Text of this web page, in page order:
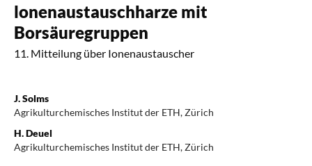
lonenaustauschharze mit
Borsäuregruppen
11. Mitteilung über Ionenaustauscher
J. Solms
Agrikulturchemisches Institut der ETH, Zürich
H. Deuel
Agrikulturchemisches Institut der ETH, Zürich